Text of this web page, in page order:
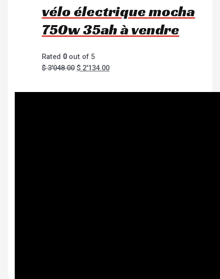
vélo électrique mocha
750w 35ah à vendre
Rated 0out of 5
$3'048.00 $ 2'134.00